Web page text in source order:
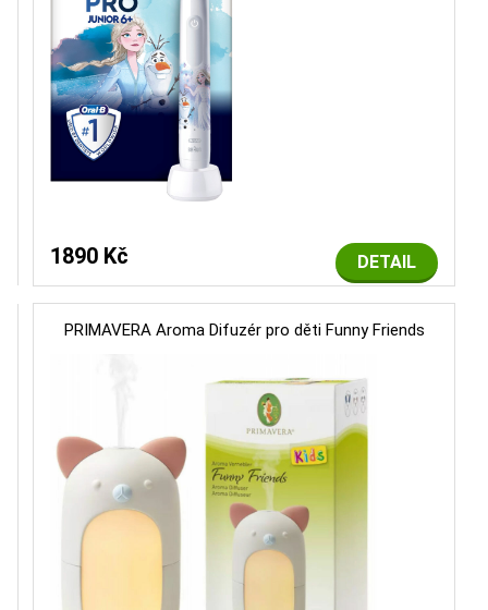
DETAIL
1890 Kč
PRIMAVERA Aroma Difuzér pro děti Funny Friends